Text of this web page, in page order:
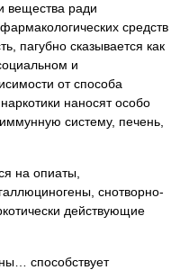
вещества ради
средств
пагубно сказывается как
и
от способа
наносят особо
систему, печень,
на опиаты,
снотворно-
действующие
способствует